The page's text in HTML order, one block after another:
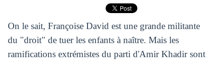
On le sait, Françoise David est une grande militante
du "droit" de tuer les enfants à naître. Mais les
ramifications extrémistes du parti d'Amir Khadir sont